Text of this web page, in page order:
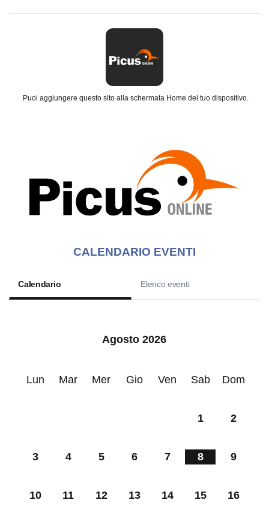
Puoi aggiungere questo sito alla schermata Home del tuo dispositivo.
CALENDARIO EVENTI
Calendario Elenco eventi
Agosto 2026
Lun Mar Mer Gio Ven Sab Dom
1 2
3 4 5 6 7 8 9
10 11 12 13 14 15 16